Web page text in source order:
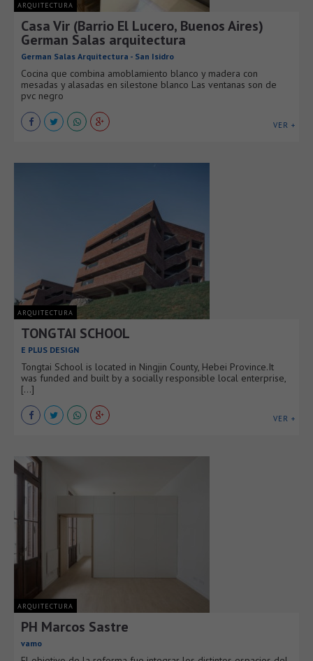
ARQUITECTURA
Casa Vir (Barrio El Lucero, Buenos Aires)
German Salas arquitectura
German Salas Arquitectura - San Isidro
Cocina que combina amoblamiento blanco y madera con
mesadas y alasadas en silestone blanco Las ventanas son de
pvc negro
VER +
ARQUITECTURA
TONGTAI SCHOOL
E PLUS DESIGN
Tongtai School is located in Ningjin County, Hebei Province.It
was funded and built by a socially responsible local enterprise,
[...]
VER +
ARQUITECTURA
PH Marcos Sastre
vamo